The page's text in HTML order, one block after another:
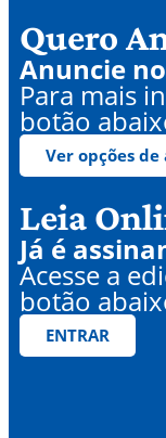
Quero
Anuncie
Para mais
botão
Ver opções
Leia
Já é
Acesse a
botão
ENTRAR